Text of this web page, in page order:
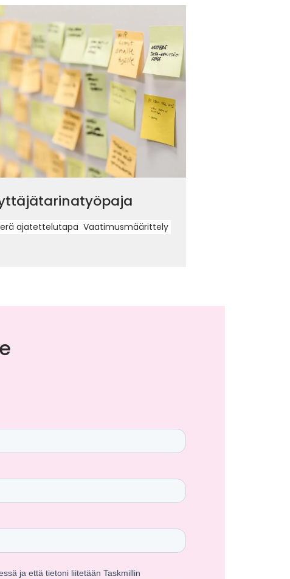
ajatettelutapa Vaatimusmäärittely